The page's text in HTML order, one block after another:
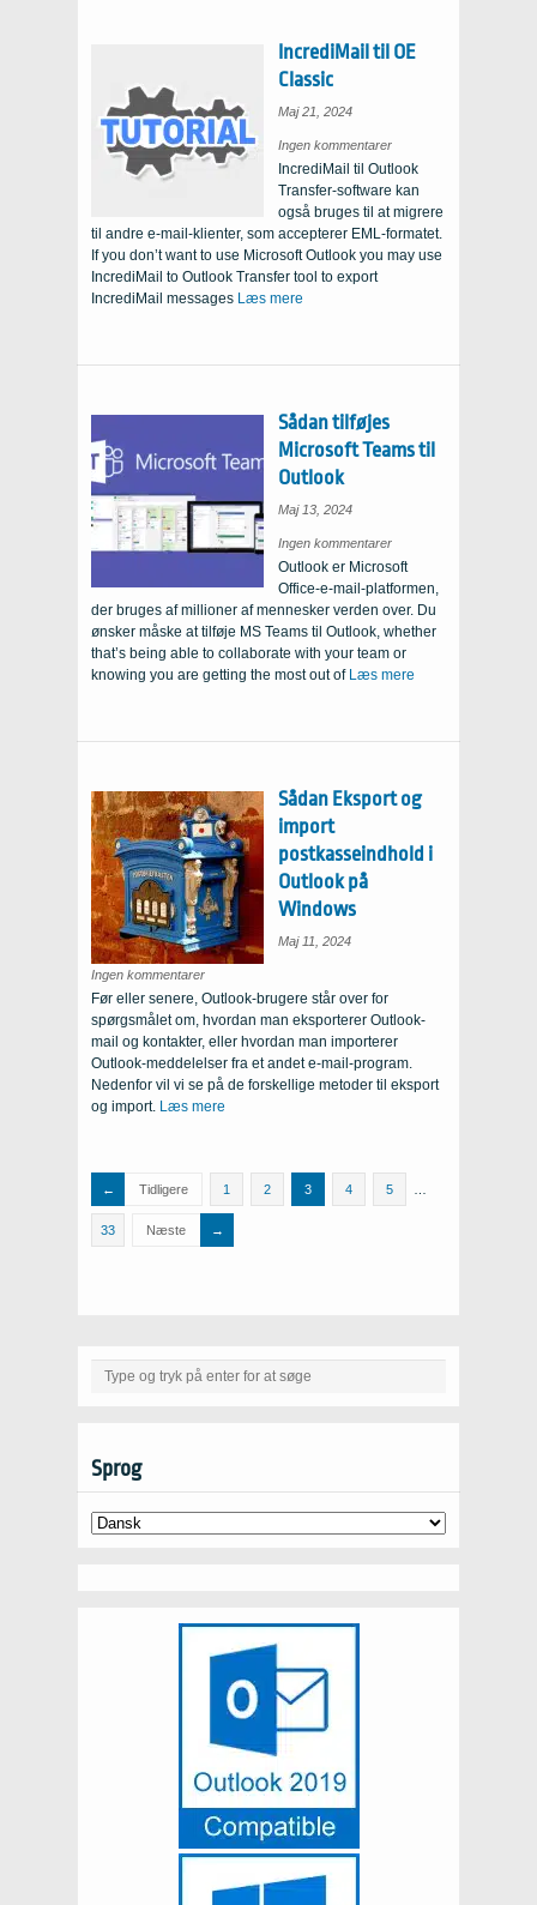
IncrediMail til OE
Classic
Maj 21, 2024
Ingen kommentarerom
til
Classic
IncrediMail til Outlook
Transfer-software kan
også bruges til at migrere
til andre e-mail-klienter, som accepterer EML-formatet.
If you don’t want to use Microsoft Outlook you may use
IncrediMail to Outlook Transfer tool to export
IncrediMail messages Læs mere
Sådan tilføjes
Microsoft Teams til
Outlook
Maj 13, 2024
Ingen kommentareron
to
Microsoft
Teams
to
Outlook
Outlook er Microsoft
Office-e-mail-platformen,
der bruges af millioner af mennesker verden over. Du
ønsker måske at tilføje MS Teams til Outlook, whether
that’s being able to collaborate with your team or
knowing you are getting the most out of Læs mere
Sådan Eksport og
import
postkasseindhold i
Outlook på
Windows
Maj 11, 2024
Ingen kommentarertil
eksportere
Import
postkasseindhold
i
Outlook
på
Windows
Før eller senere, Outlook-brugere står over for
spørgsmålet om, hvordan man eksporterer Outlook-
mail og kontakter, eller hvordan man importerer
Outlook-meddelelser fra et andet e-mail-program.
Nedenfor vil vi se på de forskellige metoder til eksport
og import. Læs mere
Tidligere 1 2 3 4 5
33 Næste
Sprog